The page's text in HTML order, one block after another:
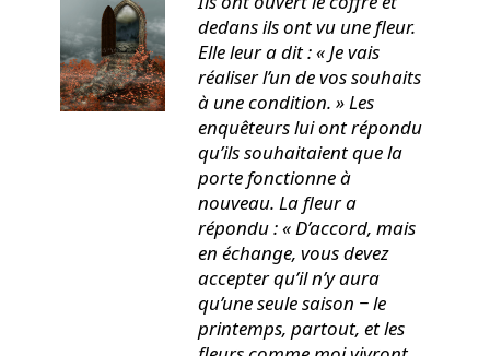
dedans ils ont vu une fleur.
Elle leur a dit : « Je vais
réaliser l’un de vos souhaits
à une condition. » Les
enquêteurs lui ont répondu
qu’ils souhaitaient que la
porte fonctionne à
nouveau. La fleur a
répondu : « D’accord, mais
en échange, vous devez
accepter qu’il n’y aura
qu’une seule saison ‒ le
printemps, partout, et les